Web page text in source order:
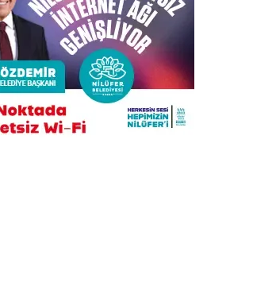
Yeni Parti Osmangazi Kurucu Yönetimi
açıklandı
Bursa’da iş yeri alev alev yandı
İnegöl'de motosikletle silahlı saldırı!